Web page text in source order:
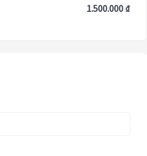
1.500.000 ₫